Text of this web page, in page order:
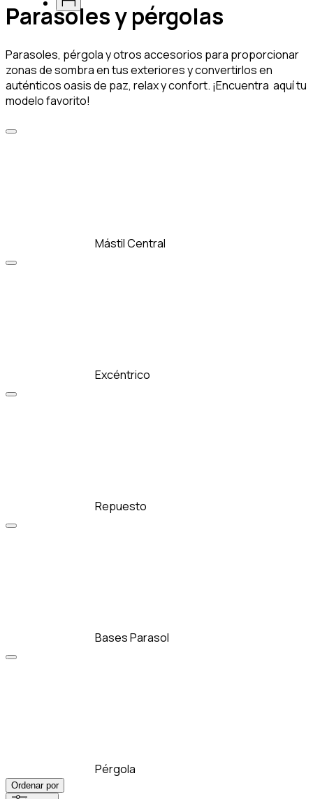
Parasoles y pérgolas
Parasoles, pérgola y otros accesorios para proporcionar
zonas de sombra en tus exteriores y convertirlos en
auténticos oasis de paz, relax y confort. ¡Encuentra aquí tu
modelo favorito!
Mástil Central
Excéntrico
Repuesto
Bases Parasol
Pérgola
Ordenar por